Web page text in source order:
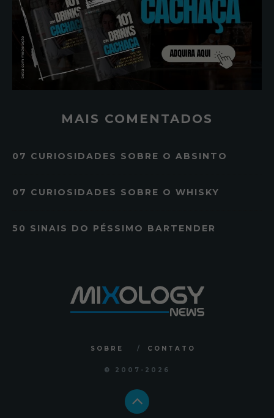
MAIS COMENTADOS
07 CURIOSIDADES SOBRE O ABSINTO
07 CURIOSIDADES SOBRE O WHISKY
50 SINAIS DO PÉSSIMO BARTENDER
SOBRE CONTATO
© 2007 -2026